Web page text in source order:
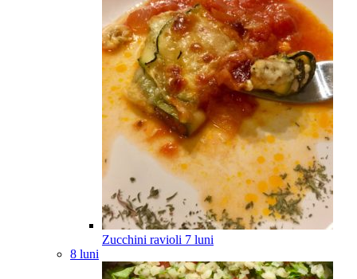
Zucchini ravioli 7 luni
8 luni